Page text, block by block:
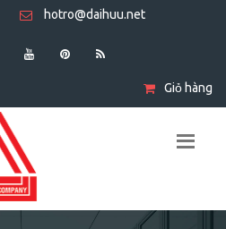
hotro@daihuu.net
Giỏ hàng